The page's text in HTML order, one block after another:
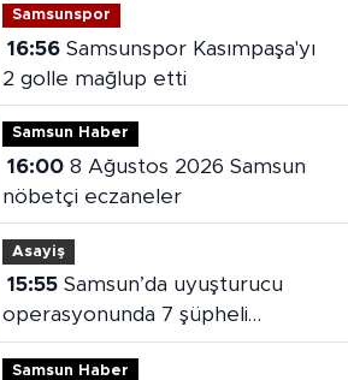
Samsunspor
16:56Samsunspor Kasımpaşa'yı
2 golle mağlup etti
Samsun Haber
16:008 Ağustos 2026 Samsun
nöbetçi eczaneler
Asayiş
15:55Samsun’da uyuşturucu
operasyonunda 7 şüpheli
cezaevine gönderildi
Samsun Haber